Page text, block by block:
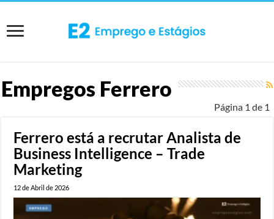
Empregos Ferrero
Página 1 de 1
Ferrero está a recrutar Analista de
Business Intelligence – Trade
Marketing
12 de Abril de 2026